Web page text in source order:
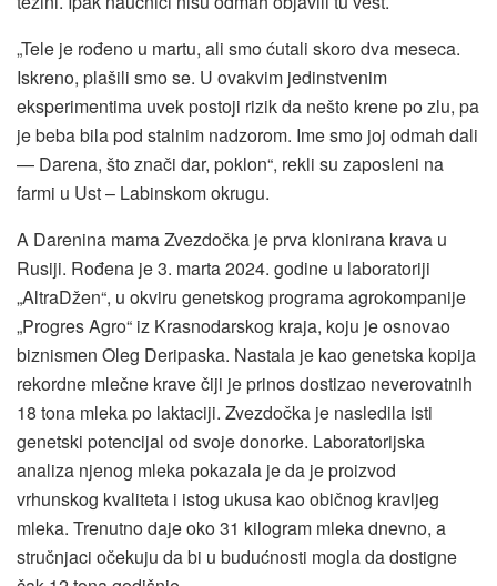
„Tele je rođeno u martu, ali smo ćutali skoro dva meseca.
Iskreno, plašili smo se. U ovakvim jedinstvenim
eksperimentima uvek postoji rizik da nešto krene po zlu, pa
je beba bila pod stalnim nadzorom. Ime smo joj odmah dali
— Darena, što znači dar, poklon“, rekli su zaposleni na
farmi u Ust – Labinskom okrugu.
A Darenina mama Zvezdočka je prva klonirana krava u
Rusiji. Rođena je 3. marta 2024. godine u laboratoriji
„AltraDžen“, u okviru genetskog programa agrokompanije
„Progres Agro“ iz Krasnodarskog kraja, koju je osnovao
biznismen Oleg Deripaska. Nastala je kao genetska kopija
rekordne mlečne krave čiji je prinos dostizao neverovatnih
18 tona mleka po laktaciji. Zvezdočka je nasledila isti
genetski potencijal od svoje donorke. Laboratorijska
analiza njenog mleka pokazala je da je proizvod
vrhunskog kvaliteta i istog ukusa kao običnog kravljeg
mleka. Trenutno daje oko 31 kilogram mleka dnevno, a
stručnjaci očekuju da bi u budućnosti mogla da dostigne